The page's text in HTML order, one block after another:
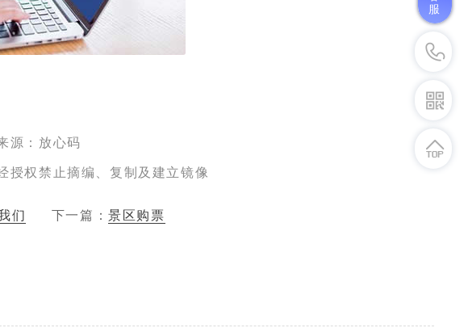
源：放心码
授权禁止摘编、复制及建立镜像
们 下一篇：景区购票
服